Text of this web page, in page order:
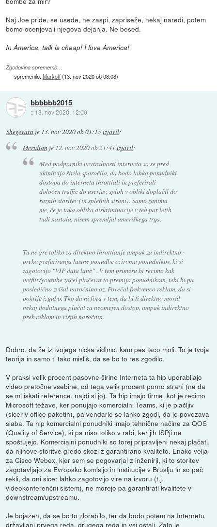
Naj Joe pride, se usede, ne zaspi, zapriseže, nekaj naredi, potem
bomo ocenjevali njegova dejanja. Ne besed.
In America, talk is cheap! I love America!
Zgodovina sprememb…
spremenilo:Markoff(13. nov 2020 ob 08:08)
bbbbbb2015
:: 13. nov 2020, 12:00
Shegevara je 13. nov 2020 ob 01:15izjavil:
Meridianje 12. nov 2020 ob 21:41 izjavil:
Med podporniki nevtralnosti interneta so se pred
ukinitvijo širila sporočila, da bodo lahko ponudniki
dostopa do interneta throttlali in preferirali
določen traffic do userjev, sploh v obliki doplačil do
raznih storitev (in spletnih strani). Samo zanima
me, če je taka oblika diskriminacije v teh par letih
tudi nastala, nisem spremljal ameriškega trga.
Tu ne gre toliko za direktno throttlanje ampak za indirektno -
preko preferiranja lastne ponudbe oziroma ponudnikov, ki si
zagotovijo "VIP data lane" . V tem primeru bi recimo kak
netflix/youtube začel plačevat to premijo ponudnikom, tebi bi pa
posledično zvišal naročnino oz. Povečal frekvenco reklam, da si
pokrije izgubo. Tko da ni fora v tem, da bi ti direktno moral
nekaj dodatnega plačat za neomejen dostop, ampak indirektno
prek reklam in višjih naročnin.
Dobro, da že iz tvojega nicka vidimo, kam pes taco moli. To je tvoja
teorija in samo ti tako misliš, da se bo to res zgodilo.
V praksi velik procent pasovne širine Interneta ta hip uporabljajo
video pretočne vsebine, od tega velik procent porno strani (ne da
se mi iskati reference, najdi si jo). Ta hip imajo firme, kot je recimo
Microsoft težave, ker ponujajo komercialni Teams, ki je plačljiv
(sicer v office paketih), pa vendarle se lahko zgodi, da je povezava
slaba. Ta hip komercialni ponudniki imajo tehnične načine za QOS
(Quality of Service), ki pa niso toliko v rabi, ker jih ISPji ne
spoštujejo. Komercialni ponudniki so torej pripravljeni nekaj plačati,
da njihove storitve gredo skozi z garantirano kvaliteto. Enako velja
za Cisco Webex, kjer sem se pogovarjal z inženirji, ki to storitev
zagotavljajo za Evropsko komisijo in institucije v Bruslju in so pač
rekli, da oni sicer lahko zagotovijo vire na izvoru (t.j.
videokonferenčni sistem), ne morejo pa garantirati kvalitete v
downstream/upstreamu.
Je bojazen, da se bo to zlorabilo, ter da bodo potem na Internetu
državljani prvega reda, drugega reda in vsi ostali. Zato je